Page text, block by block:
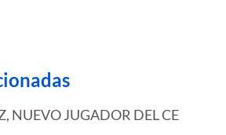
NUEVO JUGADOR DEL CE